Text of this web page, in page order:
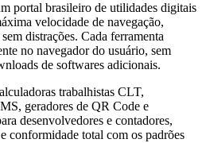
portal brasileiro de utilidades digitais
velocidade de navegação,
distrações. Cada ferramenta
no navegador do usuário, sem
de softwares adicionais.
trabalhistas CLT,
geradores de QR Code e
desenvolvedores e contadores,
conformidade total com os padrões